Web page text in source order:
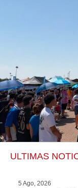
ULTIMAS
5 Ago, 2026